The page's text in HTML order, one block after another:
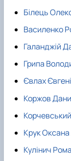
Білець
Василенко
Галанджій
Грипа
Євлах
Коржов
Крук Оксана
Кулінич